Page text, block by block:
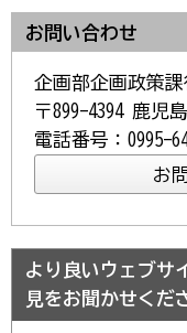
お問い合わせ
企画部企画政策
〒899-4394 鹿児
電話番号：0995-
より良いウェブサ
見をお聞かせくだ